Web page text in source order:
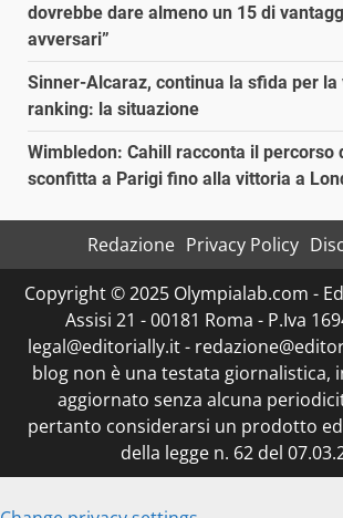
dovrebbe dare almeno un 15 di
avversari”
Sinner-Alcaraz, continua la sfida per la
ranking: la situazione
Wimbledon: Cahill racconta il percorso
sconfitta a Parigi fino alla vittoria a
Redazione Privacy Policy
Copyright © 2025 Olympialab.com -
Assisi 21 - 00181 Roma - P.Iva
legal@editorially.it -
blog non è una testata giornalistica,
aggiornato senza alcuna
pertanto considerarsi un prodotto
della legge n. 62 del